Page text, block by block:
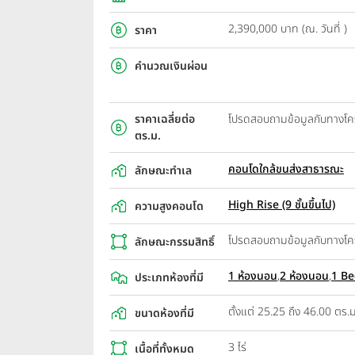
ราคา 2,390,000 บาท (ณ. วันที่ )
คำนวณเงินผ่อน
ราคาเฉลี่ยต่อ
ตร.ม.
โปรดสอบถามข้อมูลกับทางโ
ลักษณะทำเล คอนโดใกล้ขนส่งสาธารณะ
ความสูงคอนโด High Rise (9 ชั้นขึ้นไป)
ลักษณะกรรมสิทธิ์ โปรดสอบถามข้อมูลกับทางโ
ประเภทห้องที่มี 1 ห้องนอน,2 ห้องนอน,1
ขนาดห้องที่มี ตั้งแต่ 25.25 ถึง 46.00 ตร.
เนื้อที่ทั้งหมด 3 ไร่